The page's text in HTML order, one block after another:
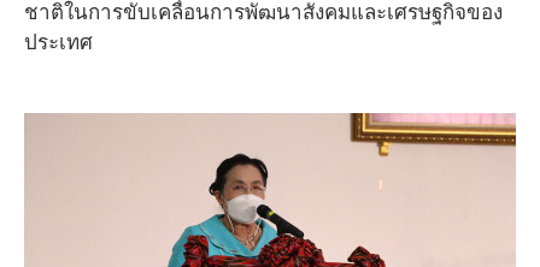
ชาติในการขับเคลื่อนการพัฒนาสังคมและเศรษฐกิจของ
ประเทศ